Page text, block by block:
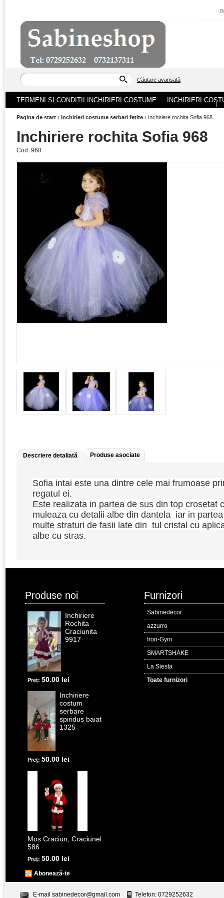
Căutare avansată
ACASA |
TERMENI SI CONDITII INCHIRIERI COSTUME INCHIRIERI
Pagina de start › Inchirieri costume serbari fetite › Inchiriere rochita Sofia 968
Inchiriere rochita Sofia 968
Cod: 968
Descriere detaliată Produse asociate
Sofia intai este una dintre cele mai frumoase
regatul ei.
Este realizata in partea de sus din top crosetat
muleaza cu detalii albe din dantela iar in
multe straturi de fasii late din tul cristal cu
albe cu stras.
Produse noi
Inchiriere
Rochita
Craciunita
9917
Preț: 50.00 lei
Inchiriere
costum
serbare
spiridus baiat
1325
Preț: 50.00 lei
Mos Craciun, Craciunel
586
Preț: 50.00 lei
Abonează-te
Furnizori
Sabinedecor
azzurro
Iron-Gym
SMARTSHAKE
La Siesta
Toate furnizori
E-mail sabinedecor@gmail.com Telefon: 0729252632